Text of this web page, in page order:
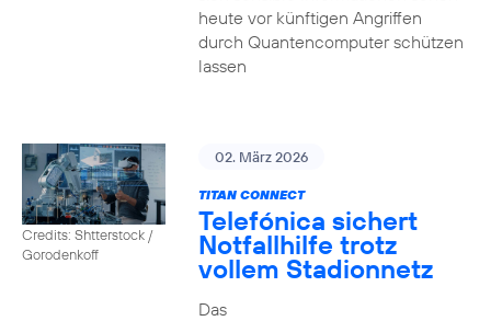
heute vor künftigen Angriffen
durch Quantencomputer schützen
lassen
Credits: Shtterstock /
Gorodenkoff
02. März 2026
TITAN CONNECT
Telefónica sichert
Notfallhilfe trotz
vollem Stadionnetz
Das